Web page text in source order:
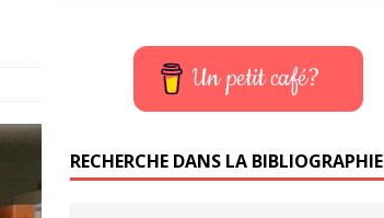
Un petit café?
RECHERCHE DANS LA BIBLIOGRAPHIE